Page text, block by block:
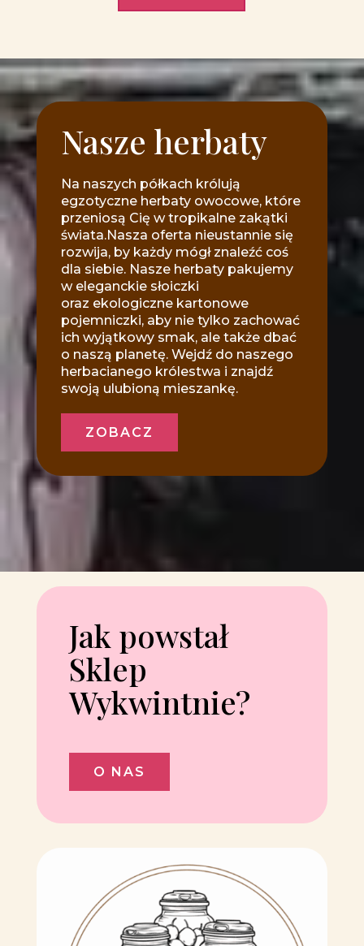
Nasze herbaty
Na naszych półkach królują
egzotyczne herbaty owocowe, które
przeniosą Cię w tropikalne zakątki
świata.Nasza oferta nieustannie się
rozwija, by każdy mógł znaleźć coś
dla siebie. Nasze herbaty pakujemy
w eleganckie słoiczki
oraz ekologiczne kartonowe
pojemniczki, aby nie tylko zachować
ich wyjątkowy smak, ale także dbać
o naszą planetę. Wejdź do naszego
herbacianego królestwa i znajdź
swoją ulubioną mieszankę.
ZOBACZ
Jak powstał
Sklep
Wykwintnie?
O NAS